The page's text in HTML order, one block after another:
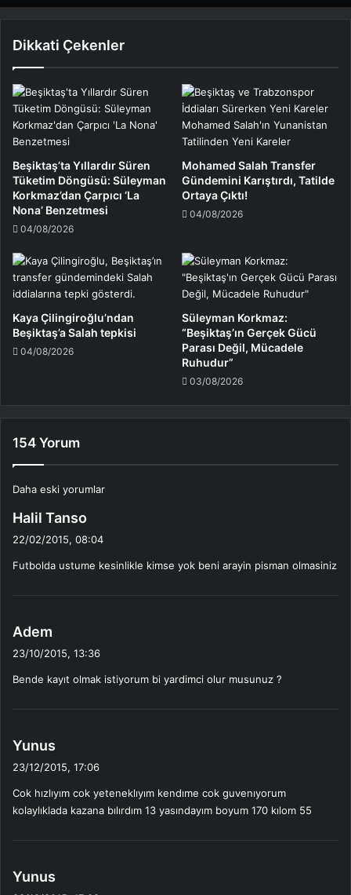
Dikkati Çekenler
Beşiktaş’ta Yıllardır Süren
Tüketim Döngüsü: Süleyman
Korkmaz’dan Çarpıcı ‘La
Nona’ Benzetmesi
04/08/2026
Mohamed Salah Transfer
Gündemini Karıştırdı, Tatilde
Ortaya Çıktı!
04/08/2026
Kaya Çilingiroğlu’ndan
Beşiktaş’a Salah tepkisi
04/08/2026
Süleyman Korkmaz:
“Beşiktaş’ın Gerçek Gücü
Parası Değil, Mücadele
Ruhudur”
03/08/2026
154 Yorum
Yorum
gezinmesi
Daha eski yorumlar
Halil Tanso
i
22/02/2015, 08:04
Futbolda ustume kesinlikle kimse yok beni arayin pisman olmasiniz
Adem
i
23/10/2015, 13:36
Bende kayıt olmak istiyorum bi yardimci olur musunuz ?
Yunus
i
k
23/12/2015, 17:06
Cok hızlıyım cok yeteneklıyım kendıme cok guvenıyorum
kolaylıklada kazana bılırdım 13 yasındayım boyum 170 kılom 55
Yunus